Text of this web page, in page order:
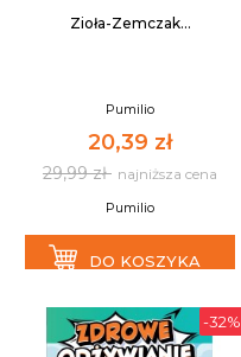
Zioła-Zemczak...
Pumilio
20,39 zł
29,99 zł najniższa cena
Pumilio
DO KOSZYKA
-32%